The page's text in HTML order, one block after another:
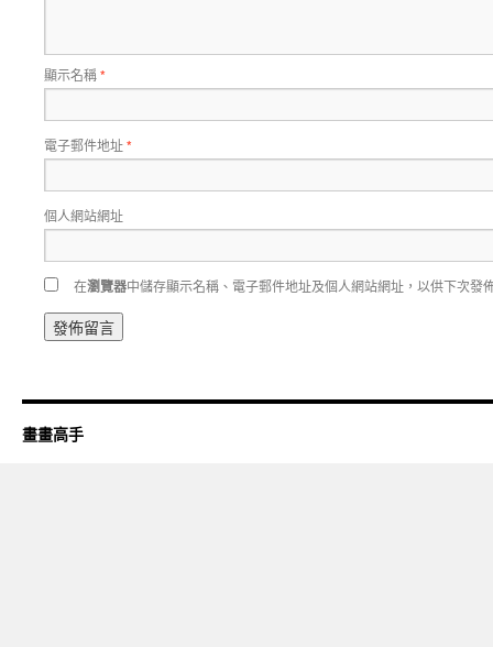
顯示名稱*
電子郵件地址*
個人網站網址
在瀏覽器中儲存顯示名稱、電子郵件地址及個人網站網址，以供下次發
畫畫高手